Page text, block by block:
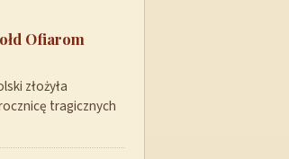
Ofiarom
złożyła
tragicznych